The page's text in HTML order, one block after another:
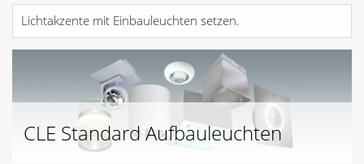
Lichtakzente mit Einbauleuchten setzen.
CLE Standard Aufbauleuchten